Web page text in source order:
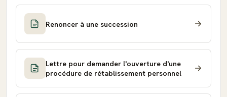
Renoncer à une succession
Lettre pour demander l'ouverture d'une
procédure de rétablissement personnel